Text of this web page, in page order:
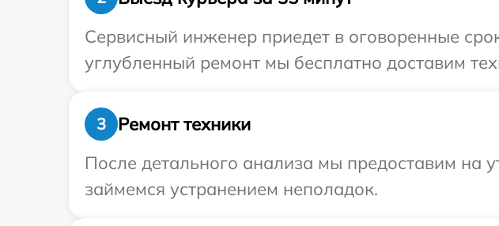
Сервисный инженер приедет в оговоренные
углубленный ремонт мы бесплатно доставим
3
Ремонт техники
После детального анализа мы предоставим на
займемся устранением неполадок.